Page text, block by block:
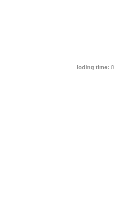
loding time: